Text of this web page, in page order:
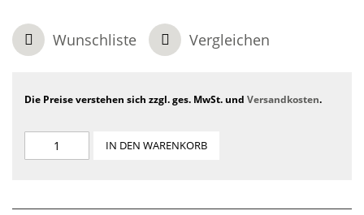
Wunschliste Vergleichen
Die Preise verstehen sich zzgl. ges. MwSt. und Versandkosten.
IN DEN WARENKORB